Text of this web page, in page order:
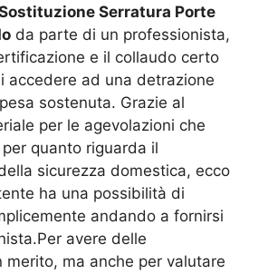
Serratura Porte
da parte di un professionista,
e il collaudo certo
accedere ad una detrazione
sostenuta. Grazie al
per le agevolazioni che
quanto riguarda il
sicurezza domestica, ecco
ha una possibilità di
andando a fornirsi
avere delle
merito, ma anche per valutare